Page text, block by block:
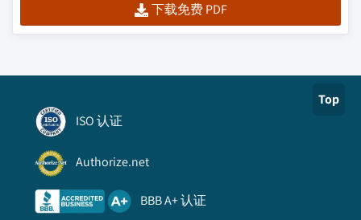
下载免费 PDF
Top
ISO 认证
Authorize.net
BBB A+ 认证